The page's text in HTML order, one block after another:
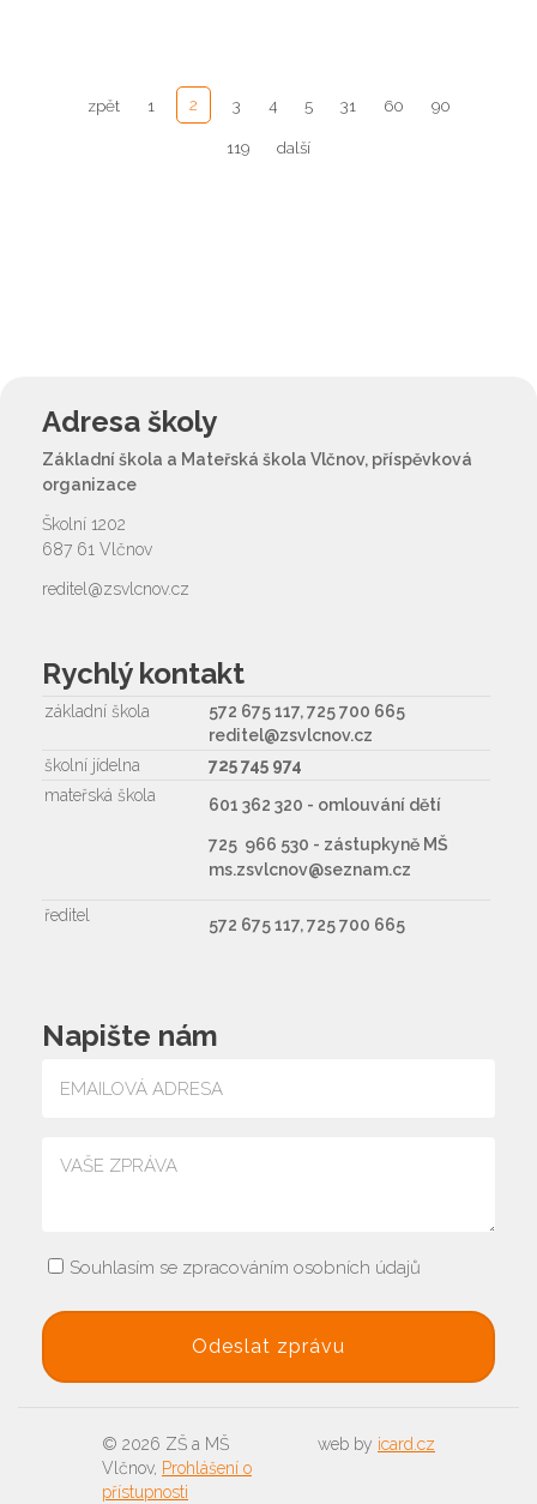
zpět 1 2 3 4 5 31 60 90
119 další
Adresa školy
Základní škola a Mateřská škola Vlčnov, příspěvková
organizace
Školní 1202
687 61 Vlčnov
reditel@zsvlcnov.cz
Rychlý kontakt
základní škola
572 675 117, 725 700 665
reditel@zsvlcnov.cz
školní jídelna
725 745 974
mateřská škola
601 362 320 - omlouvání dětí
725 966 530 - zástupkyně MŠ
ms.zsvlcnov@seznam.cz
ředitel 572 675 117, 725 700 665
Napište nám
Souhlasím se zpracováním osobních údajů
© 2026 ZŠ a MŠ
Vlčnov, Prohlášení o
přístupnosti
web by icard.cz